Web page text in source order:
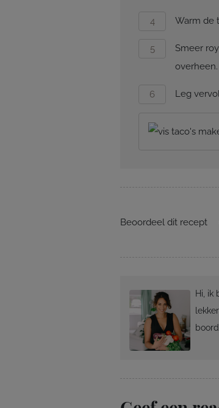
Warm de
Smeer
overheen.
Leg
Beoordeel dit recept
Hi, ik